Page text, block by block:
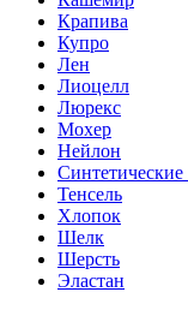
Крапива
Купро
Лен
Лиоцелл
Люрекс
Мохер
Нейлон
Синтетические
Тенсель
Хлопок
Шелк
Шерсть
Эластан